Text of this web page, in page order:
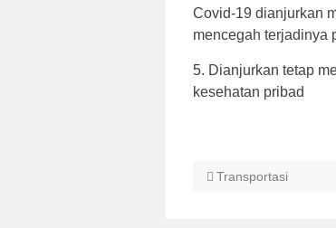
Covid-19 dianjurkan
mencegah terjadinya
5. Dianjurkan tetap
kesehatan pribad
Transportasi